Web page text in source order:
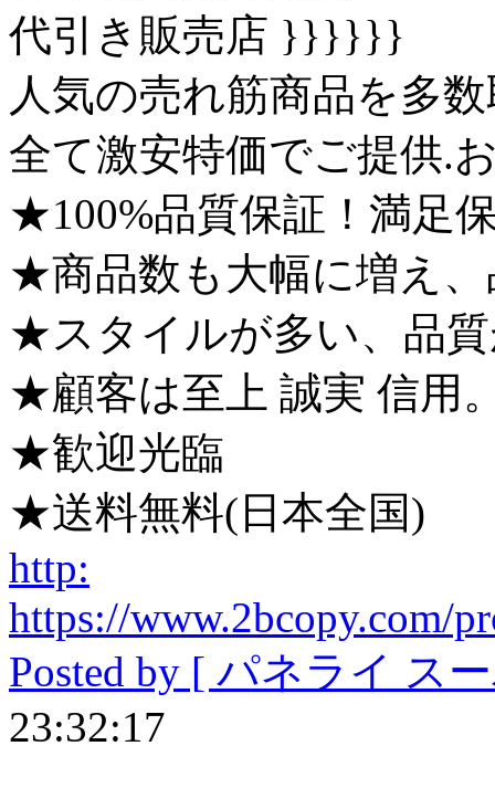
代引き販売店 }}}}}}
人気の売れ筋商品を多
全て激安特価でご提供.
★100%品質保証！満足
★商品数も大幅に増え
★スタイルが多い、品
★顧客は至上 誠実 信用
★歓迎光臨
★送料無料(日本全国)
http:
https://www.2bcopy.com/
Posted by [ パネライ ス
23:32:17